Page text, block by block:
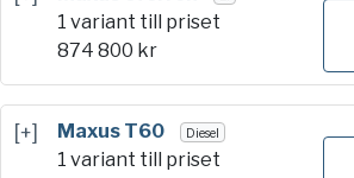
1 variant till priset
874 800 kr
[+] Maxus T60 Diesel
1 variant till priset